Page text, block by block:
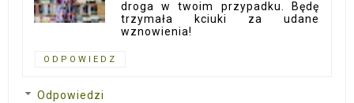
droga w twoim przypadku. Będę
trzymała kciuki za udane
wznowienia!
ODPOWIEDZ
Odpowiedzi